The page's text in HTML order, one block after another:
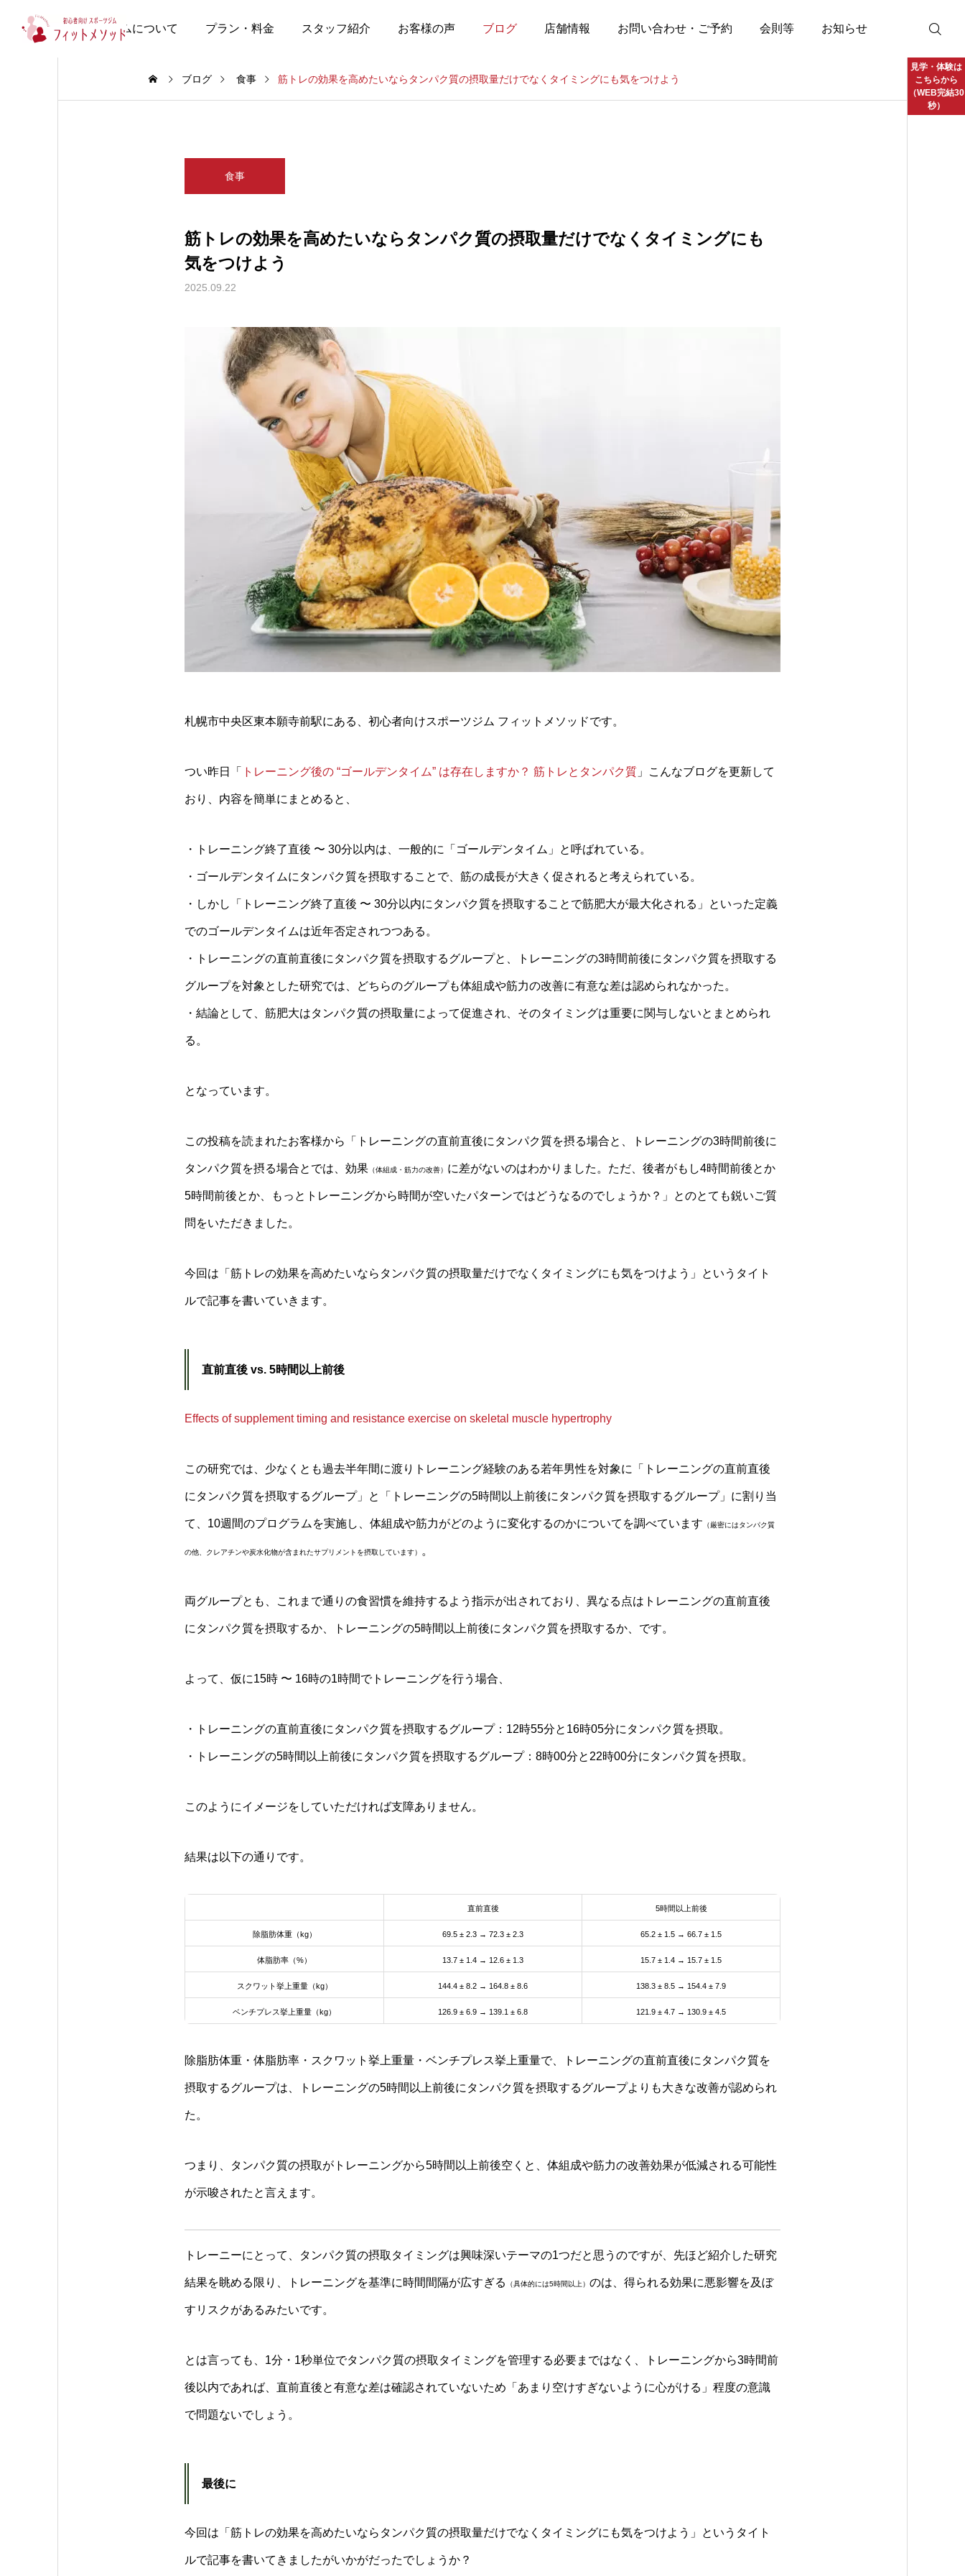
当ジムについて プラン・料金 スタッフ紹介 お客様の声 ブログ 店舗情報 お問い合わせ・ご予約 会則等 お知らせ
見学・体験は
こちらから
（WEB完結30
秒）
ブログ 食事 筋トレの効果を高めたいならタンパク質の摂取量だけでなくタイミングにも気をつけよう
食事
筋トレの効果を高めたいならタンパク質の摂取量だけでなくタイミングにも
気をつけよう
2025.09.22
札幌市中央区東本願寺前駅にある、初心者向けスポーツジム フィットメソッドです。
つい昨日「 トレーニング後の “ゴールデンタイム” は存在しますか？ 筋トレとタンパク質 」こんなブログを更新して
おり、内容を簡単にまとめると、
・トレーニング終了直後 〜 30分以内は、一般的に「ゴールデンタイム」と呼ばれている。
・ゴールデンタイムにタンパク質を摂取することで、筋の成長が大きく促されると考えられている。
・しかし「トレーニング終了直後 〜 30分以内にタンパク質を摂取することで筋肥大が最大化される」といった定義
でのゴールデンタイムは近年否定されつつある。
・トレーニングの直前直後にタンパク質を摂取するグループと、トレーニングの3時間前後にタンパク質を摂取する
グループを対象とした研究では、どちらのグループも体組成や筋力の改善に有意な差は認められなかった。
・結論として、筋肥大はタンパク質の摂取量によって促進され、そのタイミングは重要に関与しないとまとめられ
る。
となっています。
この投稿を読まれたお客様から「トレーニングの直前直後にタンパク質を摂る場合と、トレーニングの3時間前後に
タンパク質を摂る場合とでは、効果 （体組成・筋力の改善） に差がないのはわかりました。ただ、後者がもし4時間前後とか
5時間前後とか、もっとトレーニングから時間が空いたパターンではどうなるのでしょうか？」とのとても鋭いご質
問をいただきました。
今回は「筋トレの効果を高めたいならタンパク質の摂取量だけでなくタイミングにも気をつけよう」というタイト
ルで記事を書いていきます。
直前直後 vs. 5時間以上前後
Effects of supplement timing and resistance exercise on skeletal muscle hypertrophy
この研究では、少なくとも過去半年間に渡りトレーニング経験のある若年男性を対象に「トレーニングの直前直後
にタンパク質を摂取するグループ」と「トレーニングの5時間以上前後にタンパク質を摂取するグループ」に割り当
て、10週間のプログラムを実施し、体組成や筋力がどのように変化するのかについてを調べています （厳密にはタンパク質
の他、クレアチンや炭水化物が含まれたサプリメントを摂取しています） 。
両グループとも、これまで通りの食習慣を維持するよう指示が出されており、異なる点はトレーニングの直前直後
にタンパク質を摂取するか、トレーニングの5時間以上前後にタンパク質を摂取するか、です。
よって、仮に15時 〜 16時の1時間でトレーニングを行う場合、
・トレーニングの直前直後にタンパク質を摂取するグループ：12時55分と16時05分にタンパク質を摂取。
・トレーニングの5時間以上前後にタンパク質を摂取するグループ：8時00分と22時00分にタンパク質を摂取。
このようにイメージをしていただければ支障ありません。
結果は以下の通りです。
直前直後 5時間以上前後
除脂肪体重（kg） 69.5 ± 2.3 → 72.3 ± 2.3 65.2 ± 1.5 → 66.7 ± 1.5
体脂肪率（%） 13.7 ± 1.4 → 12.6 ± 1.3 15.7 ± 1.4 → 15.7 ± 1.5
スクワット挙上重量（kg） 144.4 ± 8.2 → 164.8 ± 8.6 138.3 ± 8.5 → 154.4 ± 7.9
ベンチプレス挙上重量（kg） 126.9 ± 6.9 → 139.1 ± 6.8 121.9 ± 4.7 → 130.9 ± 4.5
除脂肪体重・体脂肪率・スクワット挙上重量・ベンチプレス挙上重量で、トレーニングの直前直後にタンパク質を
摂取するグループは、トレーニングの5時間以上前後にタンパク質を摂取するグループよりも大きな改善が認められ
た。
つまり、タンパク質の摂取がトレーニングから5時間以上前後空くと、体組成や筋力の改善効果が低減される可能性
が示唆されたと言えます。
トレーニーにとって、タンパク質の摂取タイミングは興味深いテーマの1つだと思うのですが、先ほど紹介した研究
結果を眺める限り、トレーニングを基準に時間間隔が広すぎる （具体的には5時間以上） のは、得られる効果に悪影響を及ぼ
すリスクがあるみたいです。
とは言っても、1分・1秒単位でタンパク質の摂取タイミングを管理する必要まではなく、トレーニングから3時間前
後以内であれば、直前直後と有意な差は確認されていないため「あまり空けすぎないように心がける」程度の意識
で問題ないでしょう。
最後に
今回は「筋トレの効果を高めたいならタンパク質の摂取量だけでなくタイミングにも気をつけよう」というタイト
ルで記事を書いてきましたがいかがだったでしょうか？